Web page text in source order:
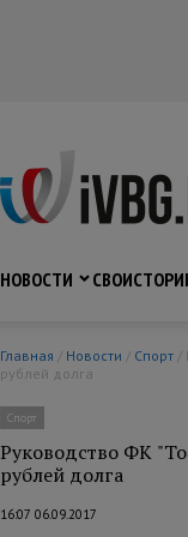
НОВОСТИ СВО
Главная / Новости / Спорт
рублей долга
Спорт
Руководство ФК
рублей долга
16:07 06.09.2017